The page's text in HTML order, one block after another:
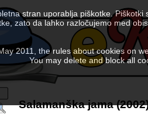
Salamanška jama
stran uporablja piškotke.
zato da lahko razločujemo med
2011, the rules about cookies on
You may delete and block all